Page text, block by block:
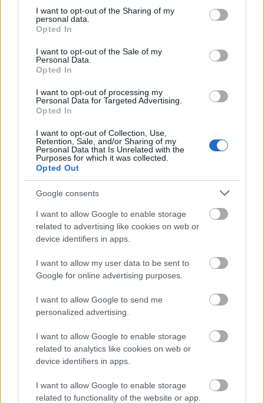
not limited to your visit or usage behaviour. You may click to
grant or deny consent to Google and its third-party tags to
use your data for below specified purposes in below Google
consent section.
I want to opt-out of the Sharing of my
personal data.
Opted In
I want to opt-out of the Sale of my
Personal Data.
Opted In
I want to opt-out of processing my
Personal Data for Targeted Advertising.
Opted In
I want to opt-out of Collection, Use,
Retention, Sale, and/or Sharing of my
Personal Data that Is Unrelated with the
Purposes for which it was collected.
Opted Out
Google consents
I want to allow Google to enable storage
related to advertising like cookies on web or
device identifiers in apps.
I want to allow my user data to be sent to
Google for online advertising purposes.
I want to allow Google to send me
personalized advertising.
I want to allow Google to enable storage
related to analytics like cookies on web or
device identifiers in apps.
I want to allow Google to enable storage
related to functionality of the website or app.
Berg-og dalbanesesong
Selv om Dale-Skjevdal på papiret er en av seks
mann som tilhører elitelandslaget, har han ikke
vært mye sammen med dem i vinter.
Etter første verdenscuprunde røk han ut av
troppen og ned på IBU-Cupen. Der ble han til midt
i januar, men etter to verdenscuprenn i
før i mars han fikk en ny, og siste sjanse i
verdenscupen. Den grep han med begge hender, og
gikk rett opp på pallen i første renn i finalehelga i
Holmenkollen. Der fikk han stå sammen med
Holm Lægreid.
– Det har vært en skikkelig berg-og dalbanesesong.
Men når jeg gjør det bra her, så er det verdt det.
Litt sånn «who cares». Det har vært tøft. Jeg er